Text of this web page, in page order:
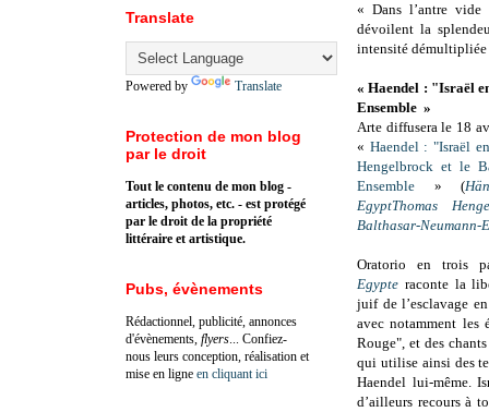
« Dans l’antre vide
dévoilent la
intensité démultipliée
« Haendel : "Israël
Ensemble »
Arte diffusera le 18
« Haendel : "Israël
Hengelbrock et le
Ensemble » (
EgyptThomas
Balthasar-Neumann-
Oratorio en trois
Egypte raconte la
juif de l’esclavage
avec notamment les
Rouge", et des
qui utilise ainsi des
Haendel lui-même.
d’ailleurs recours à
Translate
Powered by Translate
Protection de mon blog
par le droit
Tout le contenu de mon blog -
articles, photos, etc. - est protégé
par le droit de la propriété
littéraire et artistique.
Pubs, évènements
Rédactionnel, publicité, annonces
d'évènements, flyers ... Confiez-
nous leurs conception, réalisation et
mise en ligne en cliquant ici